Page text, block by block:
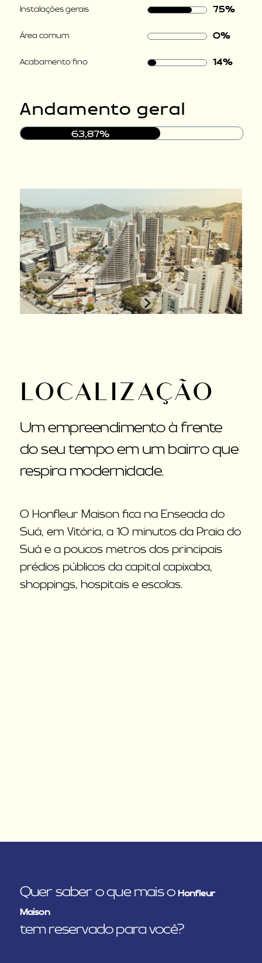
Instalações gerais 75%
Área comum 0%
Acabamento fino 14%
Andamento geral
LOCALIZAÇÃO
Um empreendimento à frente
do seu tempo em um bairro que
respira modernidade.
O Honfleur Maison fica na Enseada do
Suá, em Vitória, a 10 minutos da Praia do
Suá e a poucos metros dos principais
prédios públicos da capital capixaba,
shoppings, hospitais e escolas.
Quer saber o que mais oHonfleur
Maison
tem reservado para você?